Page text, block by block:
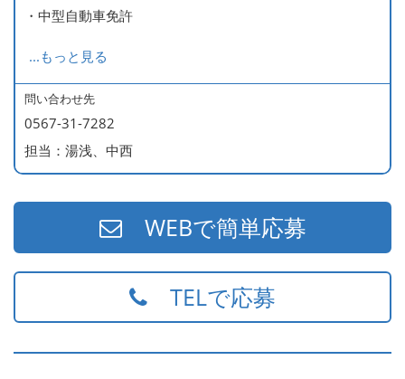
・中型自動車免許
（歓迎）
・前向きな気持ちでお仕事に取り組める方
・柔軟で吸収力のある方
※未経験の方も大歓迎！当社では経験だけでなく、人柄を
重視した採用を行っています。
幅広い年代のスタッフが活躍していますので、年齢に関係
... もっと見る
問い合わせ先
0567-31-7282
担当：湯浅、中西
WEBで簡単応募
TELで応募